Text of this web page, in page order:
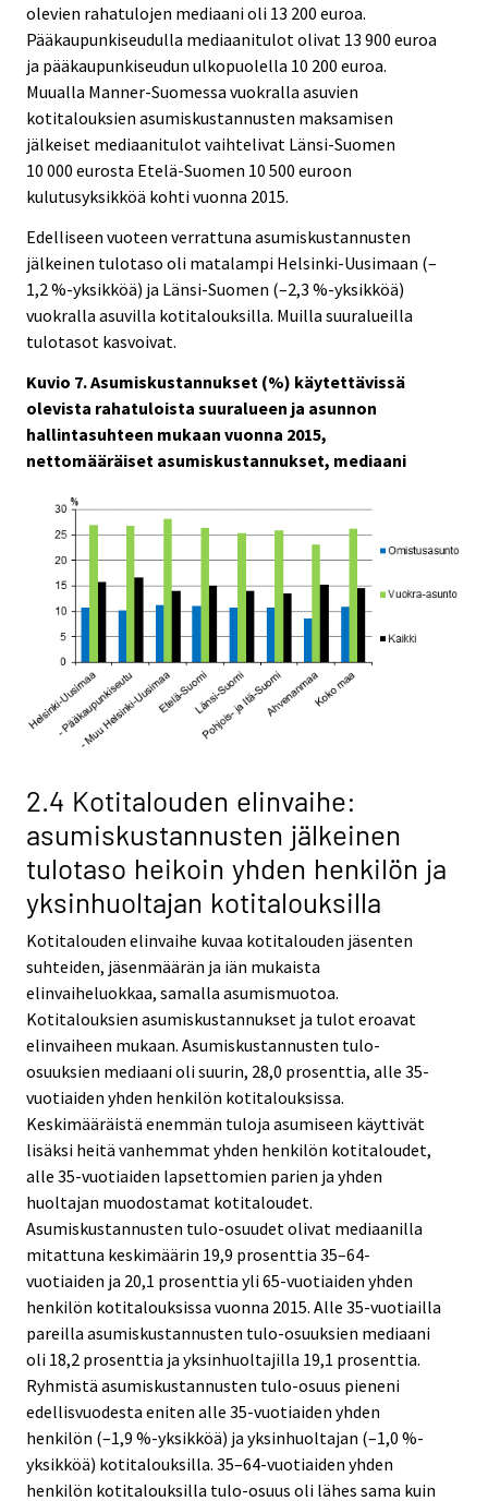
olevien rahatulojen mediaani oli 13 200 euroa.
Pääkaupunkiseudulla mediaanitulot olivat 13 900 euroa
ja pääkaupunkiseudun ulkopuolella 10 200 euroa.
Muualla Manner-Suomessa vuokralla asuvien
kotitalouksien asumiskustannusten maksamisen
jälkeiset mediaanitulot vaihtelivat Länsi-Suomen
10 000 eurosta Etelä-Suomen 10 500 euroon
kulutusyksikköä kohti vuonna 2015.
Edelliseen vuoteen verrattuna asumiskustannusten
jälkeinen tulotaso oli matalampi Helsinki-Uusimaan (–
1,2 %-yksikköä) ja Länsi-Suomen (–2,3 %-yksikköä)
vuokralla asuvilla kotitalouksilla. Muilla suuralueilla
tulotasot kasvoivat.
Kuvio 7. Asumiskustannukset (%) käytettävissä
olevista rahatuloista suuralueen ja asunnon
hallintasuhteen mukaan vuonna 2015,
nettomääräiset asumiskustannukset, mediaani
2.4 Kotitalouden elinvaihe:
asumiskustannusten jälkeinen
tulotaso heikoin yhden henkilön ja
yksinhuoltajan kotitalouksilla
Kotitalouden elinvaihe kuvaa kotitalouden jäsenten
suhteiden, jäsenmäärän ja iän mukaista
elinvaiheluokkaa, samalla asumismuotoa.
Kotitalouksien asumiskustannukset ja tulot eroavat
elinvaiheen mukaan. Asumiskustannusten tulo-
osuuksien mediaani oli suurin, 28,0 prosenttia, alle 35-
vuotiaiden yhden henkilön kotitalouksissa.
Keskimääräistä enemmän tuloja asumiseen käyttivät
lisäksi heitä vanhemmat yhden henkilön kotitaloudet,
alle 35-vuotiaiden lapsettomien parien ja yhden
huoltajan muodostamat kotitaloudet.
Asumiskustannusten tulo-osuudet olivat mediaanilla
mitattuna keskimäärin 19,9 prosenttia 35–64-
vuotiaiden ja 20,1 prosenttia yli 65-vuotiaiden yhden
henkilön kotitalouksissa vuonna 2015. Alle 35-vuotiailla
pareilla asumiskustannusten tulo-osuuksien mediaani
oli 18,2 prosenttia ja yksinhuoltajilla 19,1 prosenttia.
Ryhmistä asumiskustannusten tulo-osuus pieneni
edellisvuodesta eniten alle 35-vuotiaiden yhden
henkilön (–1,9 %-yksikköä) ja yksinhuoltajan (–1,0 %-
yksikköä) kotitalouksilla. 35–64-vuotiaiden yhden
henkilön kotitalouksilla tulo-osuus oli lähes sama kuin